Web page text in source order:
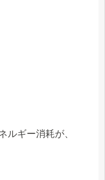
ルギー消耗が、